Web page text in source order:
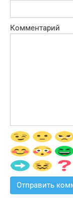
Комментарий